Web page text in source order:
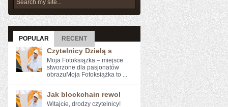
POPULAR RECENT
Czytelnicy Dzielą s
Moja Fotoksiążka – miejsce
stworzone dla pasjonatów
obrazuMoja Fotoksiążka to ...
Jak blockchain rewol
Witajcie, drodzy czytelnicy!